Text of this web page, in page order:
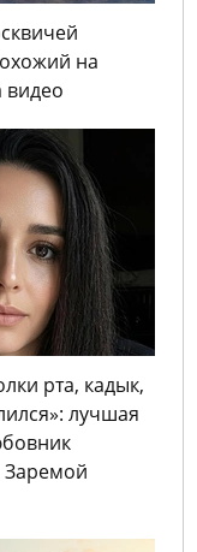
на
видео
рта, кадык,
лучшая
Заремой